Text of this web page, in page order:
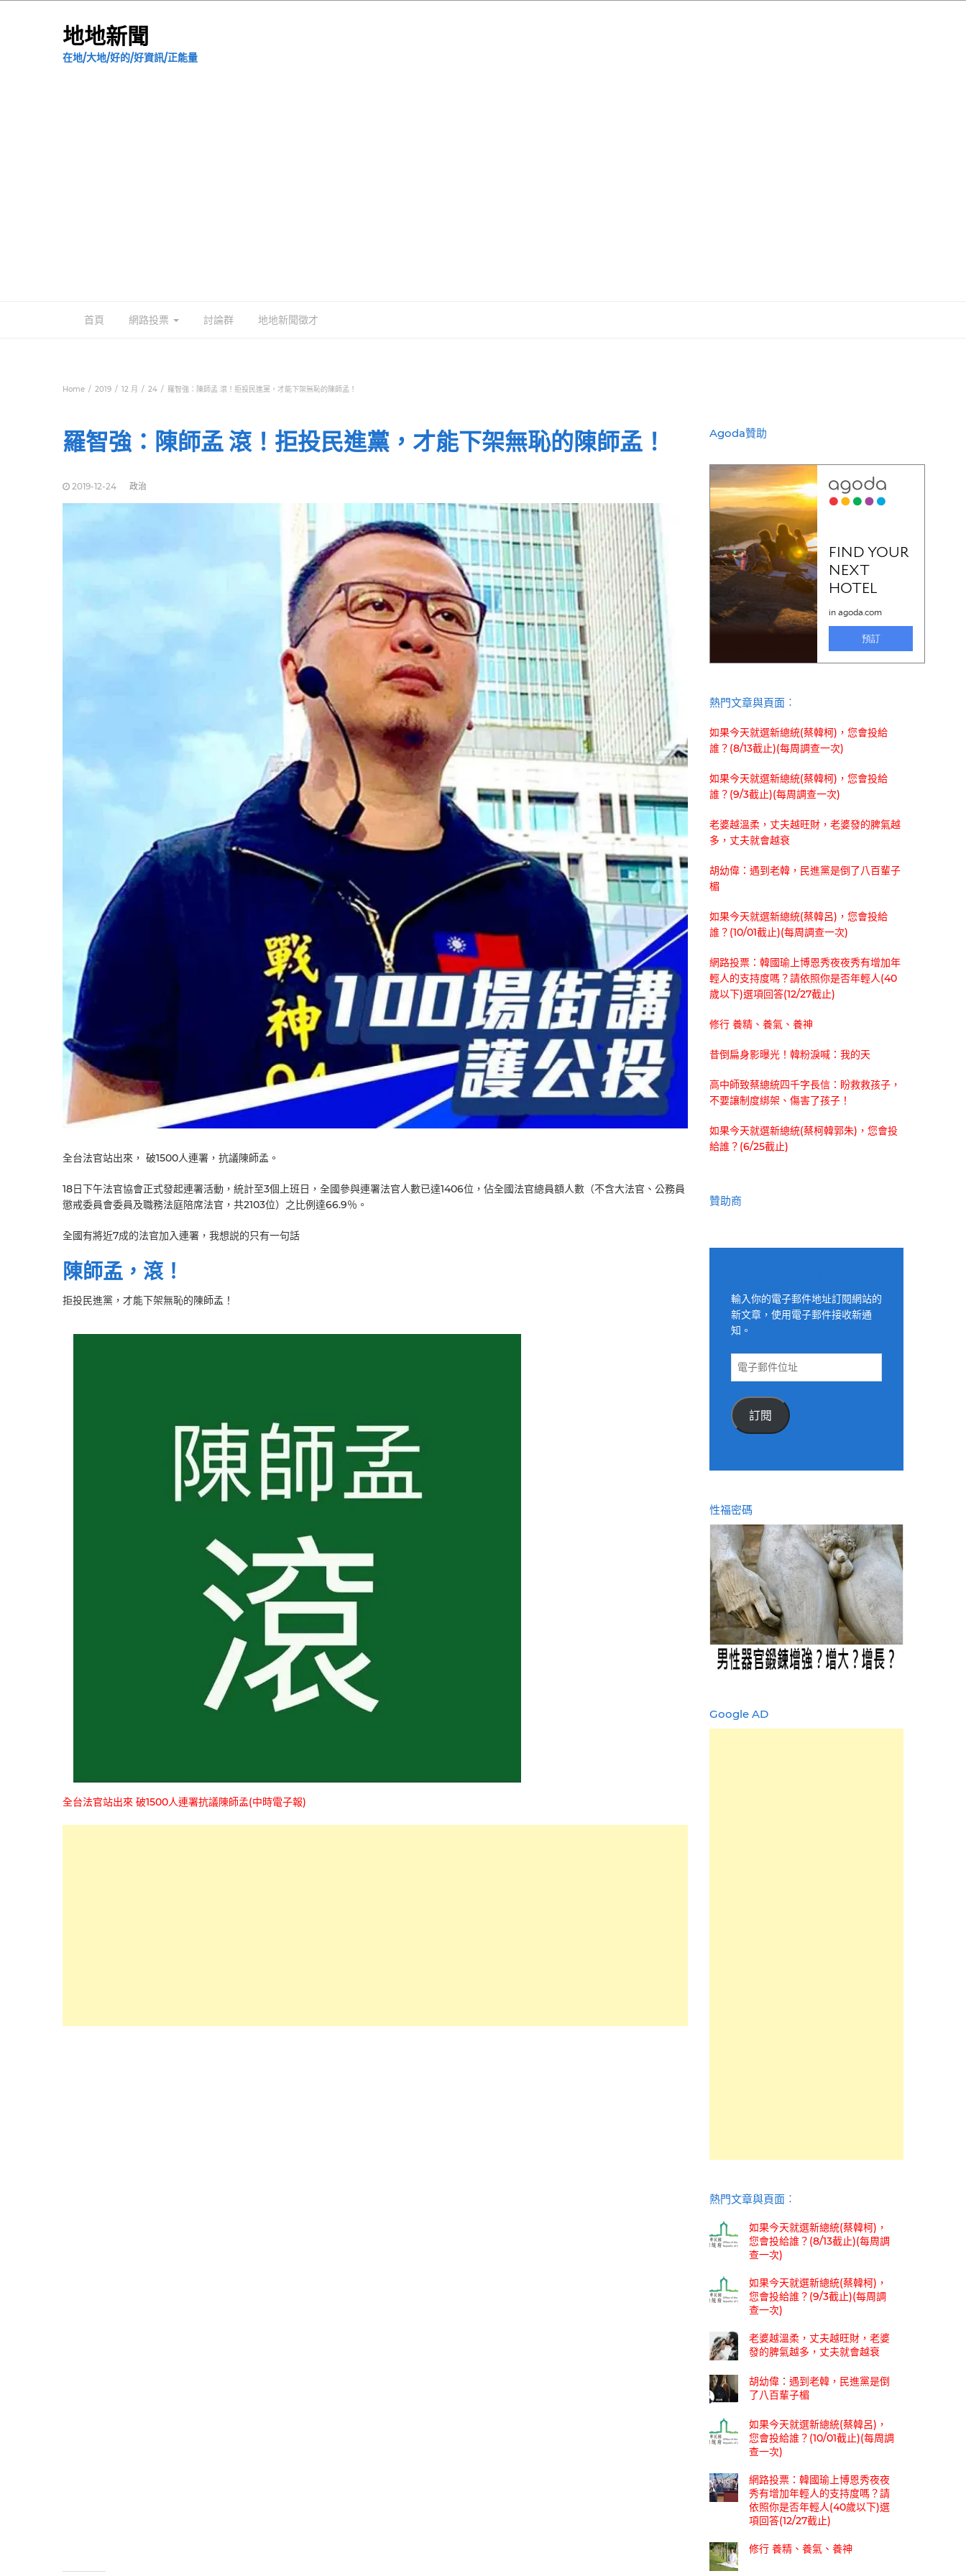
地地新聞
在地/大地/好的/好資訊/正能量
首頁 網路投票 討論群 地地新聞徵才
Home 2019 12 月 24 羅智強：陳師孟 滾！拒投民進黨，才能下架無恥的陳師孟！
羅智強：陳師孟 滾！拒投民進黨，才能下架無恥的陳師孟！
2019-12-24 政治
全台法官站出來， 破1500人連署，抗議陳師孟。
18日下午法官協會正式發起連署活動，統計至3個上班日，全國參與連署法官人數已達1406位，佔全國法官總員額人數（不含大法官、公務員
懲戒委員會委員及職務法庭陪席法官，共2103位）之比例達66.9％。
全國有將近7成的法官加入連署，我想説的只有一句話
陳師孟，滾！
拒投民進黨，才能下架無恥的陳師孟！
全台法官站出來 破1500人連署抗議陳師孟(中時電子報)
Agoda贊助
熱門文章與頁面︰
如果今天就選新總統(蔡韓柯)，您會投給
誰？(8/13截止)(每周調查一次)
如果今天就選新總統(蔡韓柯)，您會投給
誰？(9/3截止)(每周調查一次)
老婆越溫柔，丈夫越旺財，老婆發的脾氣越
多，丈夫就會越衰
胡幼偉：遇到老韓，民進黨是倒了八百輩子
楣
如果今天就選新總統(蔡韓呂)，您會投給
誰？(10/01截止)(每周調查一次)
網路投票：韓國瑜上博恩秀夜夜秀有增加年
輕人的支持度嗎？請依照你是否年輕人(40
歲以下)選項回答(12/27截止)
修行 養精、養氣、養神
昔倒扁身影曝光！韓粉淚喊：我的天
高中師致蔡總統四千字長信：盼救救孩子，
不要讓制度綁架、傷害了孩子！
如果今天就選新總統(蔡柯韓郭朱)，您會投
給誰？(6/25截止)
贊助商
輸入你的電子郵件地址訂閱網站的
新文章，使用電子郵件接收新通
知。
電
件
位
訂閱
性福密碼
Google AD
熱門文章與頁面︰
如果今天就選新總統(蔡韓柯)，
您會投給誰？(8/13截止)(每周調
查一次)
如果今天就選新總統(蔡韓柯)，
您會投給誰？(9/3截止)(每周調
查一次)
老婆越溫柔，丈夫越旺財，老婆
發的脾氣越多，丈夫就會越衰
胡幼偉：遇到老韓，民進黨是倒
了八百輩子楣
如果今天就選新總統(蔡韓呂)，
您會投給誰？(10/01截止)(每周調
查一次)
網路投票：韓國瑜上博恩秀夜夜
秀有增加年輕人的支持度嗎？請
依照你是否年輕人(40歲以下)選
項回答(12/27截止)
修行 養精、養氣、養神